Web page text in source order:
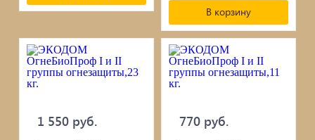
В корзину
1 550 руб. 770 руб.